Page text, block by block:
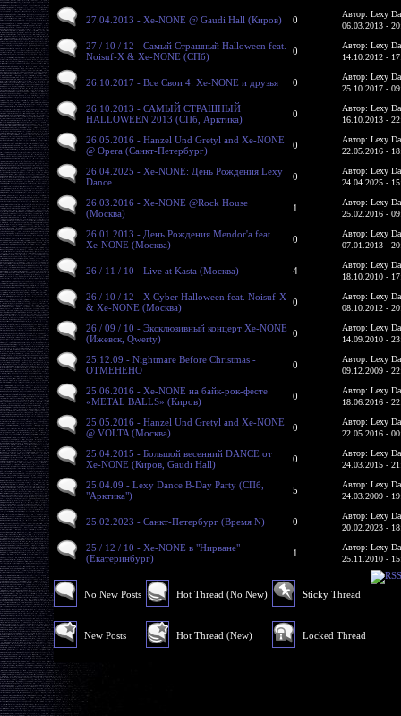
27.04.2013 - Xe-NONE @ Gaudi Hall (Киров) 0
Автор: Lexy
06.03.2013 -
27 / 10 / 12 - Самый Страшный Halloween feat.
Noisuf-X & Xe-NONE (СПб)
0
Автор: Lexy
14.10.2012 -
26.10.2017 - Все Свои 4: Xe-NONE и друзья 0
Автор: Lexy
25.10.2017 -
26.10.2013 - САМЫЙ СТРАШНЫЙ
HALLOWEEN 2013 (СПб, Арктика)
0
Автор: Lexy
16.10.2013 -
26.05.2016 - Hanzel Und Gretyl and Xe-NONE
@ Opera (Санкт-Петербург)
0
Автор: Lexy
22.05.2016 -
26.04.2025 - Xe-NONE: День Рождения Lexy
Dance
0
Автор: Lexy
24.04.2025 -
26.03.2016 - Xe-NONE @Rock House
(Москва)
1
Автор: Lexy
25.02.2016 -
26.01.2013 - День Рождения Mendor'a feat.
Xe-NONE (Москва)
0
Автор: Lexy
07.01.2013 -
26 / 11 / 10 - Live at Kasta (Москва) 4
Автор: Lexy
18.10.2010 -
26 / 10 / 12 - X Cyber Halloween feat. Noisuf-X
& Xe-NONE (Москва)
0
Автор: Lexy
08.10.2012 -
26 / 09 / 10 - Эксклюзивный концерт Xe-NONE
(Ижевск, Qwerty)
0
Автор: Lexy
14.09.2010 -
25.12.09 - Nightmare Before Christmas -
ОТМЕНЕНО
0
Автор: Lexy
09.12.2009 -
25.06.2016 - Xe-NONE на байк-рок-фесте
«METAL BALLS» (Киров)
0
Автор: Lexy
18.06.2016 -
25.05.2016 - Hanzel Und Gretyl and Xe-NONE
@ VOLTA (Москва)
0
Автор: Lexy
22.05.2016 -
25.04.2015 - Большой весенний DANCE от
Xe-NONE (Киров, Gaudi Hall)
0
Автор: Lexy
24.03.2015 -
25.04.09 - Lexy Dance B-Day Party (СПб,
"Арктика")
5
Автор: Lexy
24.03.2009 -
25.02.2023 - Санкт-Петербург (Время N) 0
Автор: Lexy
20.02.2023 -
25 / 12 / 10 - Xe-NONE в "Нирване"
(Екатеринбург)
1
Автор: Lexy
25.11.2010 -
No New Posts
New Posts
Hot Thread (No New)
Hot Thread (New)
Sticky Thread
Locked Thread